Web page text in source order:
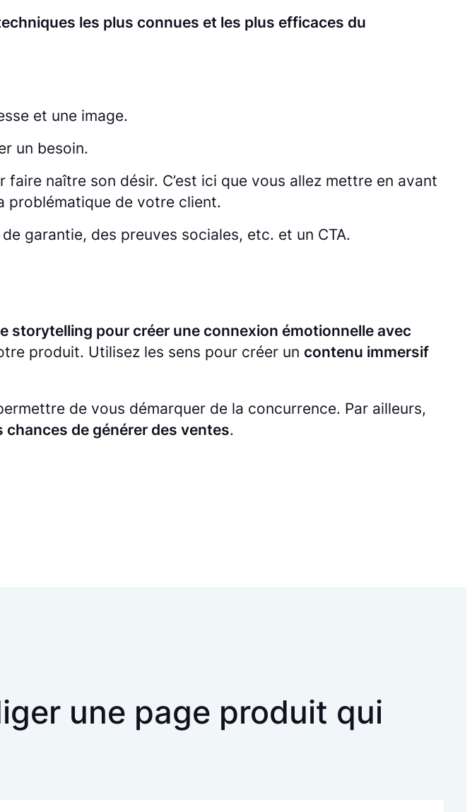
les plus connues et les plus efficaces du
et une image.
un besoin.
naître son désir. C’est ici que vous allez mettre en avant
problématique de votre client.
garantie, des preuves sociales, etc. et un CTA.
storytelling pour créer une connexion émotionnelle avec
produit. Utilisez les sens pour créer un contenu immersif
de vous démarquer de la concurrence. Par ailleurs,
de générer des ventes.
une page produit qui